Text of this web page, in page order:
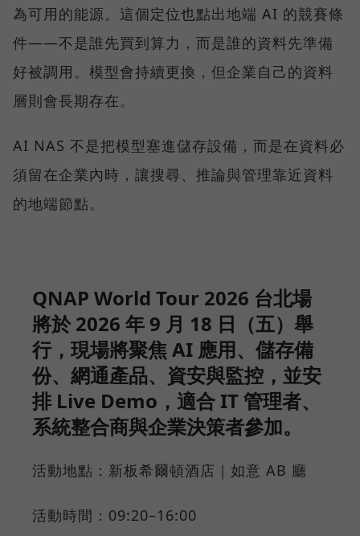
為可用的能源。這個定位也點出地端 AI 的競賽條
件——不是誰先買到算力，而是誰的資料先準備
好被調用。模型會持續更換，但企業自己的資料
層則會長期存在。
AI NAS 不是把模型塞進儲存設備，而是在資料必
須留在企業內時，讓搜尋、推論與管理靠近資料
的地端節點。
QNAP World Tour 2026 台北場
將於 2026 年 9 月 18 日（五）舉
行，現場將聚焦 AI 應用、儲存備
份、網通產品、資安與監控，並安
排 Live Demo，適合 IT 管理者、
系統整合商與企業決策者參加。
活動地點：新板希爾頓酒店｜如意 AB 廳
活動時間：09:20–16:00